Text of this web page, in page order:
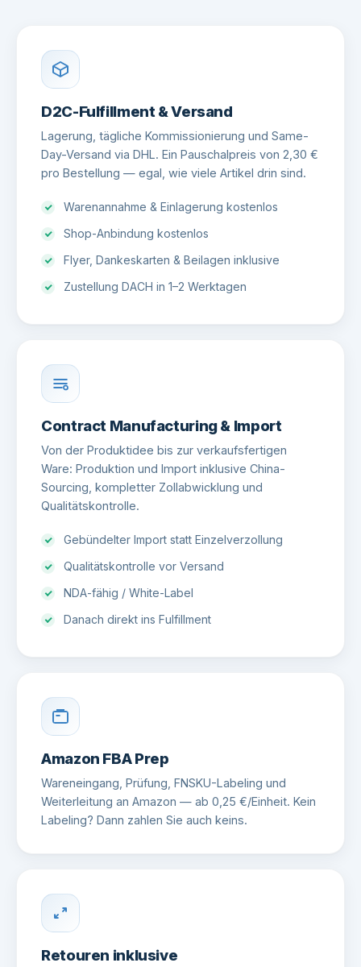
D2C-Fulfillment & Versand
Lagerung, tägliche Kommissionierung und Same-
Day-Versand via DHL. Ein Pauschalpreis von 2,30 €
pro Bestellung — egal, wie viele Artikel drin sind.
Warenannahme & Einlagerung kostenlos
Shop-Anbindung kostenlos
Flyer, Dankeskarten & Beilagen inklusive
Zustellung DACH in 1–2 Werktagen
Contract Manufacturing & Import
Von der Produktidee bis zur verkaufsfertigen
Ware: Produktion und Import inklusive China-
Sourcing, kompletter Zollabwicklung und
Qualitätskontrolle.
Gebündelter Import statt Einzelverzollung
Qualitätskontrolle vor Versand
NDA-fähig / White-Label
Danach direkt ins Fulfillment
Amazon FBA Prep
Wareneingang, Prüfung, FNSKU-Labeling und
Weiterleitung an Amazon — ab 0,25 €/Einheit. Kein
Labeling? Dann zahlen Sie auch keins.
Retouren inklusive